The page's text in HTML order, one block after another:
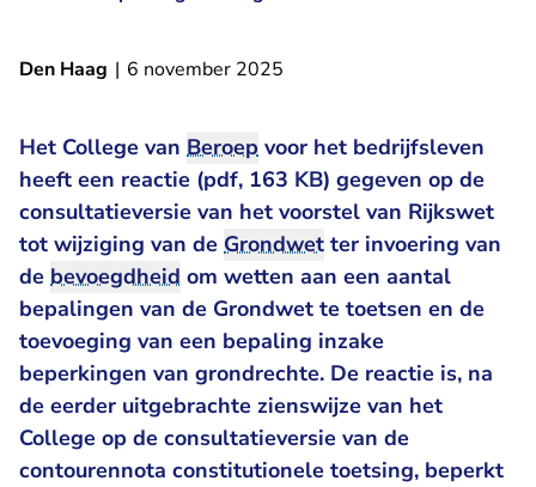
Den Haag | 6 november 2025
Het College van Beroep voor het bedrijfsleven
heeft een reactie (pdf, 163 KB) gegeven op de
consultatieversie van het voorstel van Rijkswet
tot wijziging van de Grondwet ter invoering van
de bevoegdheid om wetten aan een aantal
bepalingen van de Grondwet te toetsen en de
toevoeging van een bepaling inzake
beperkingen van grondrechte. De reactie is, na
de eerder uitgebrachte zienswijze van het
College op de consultatieversie van de
contourennota constitutionele toetsing, beperkt